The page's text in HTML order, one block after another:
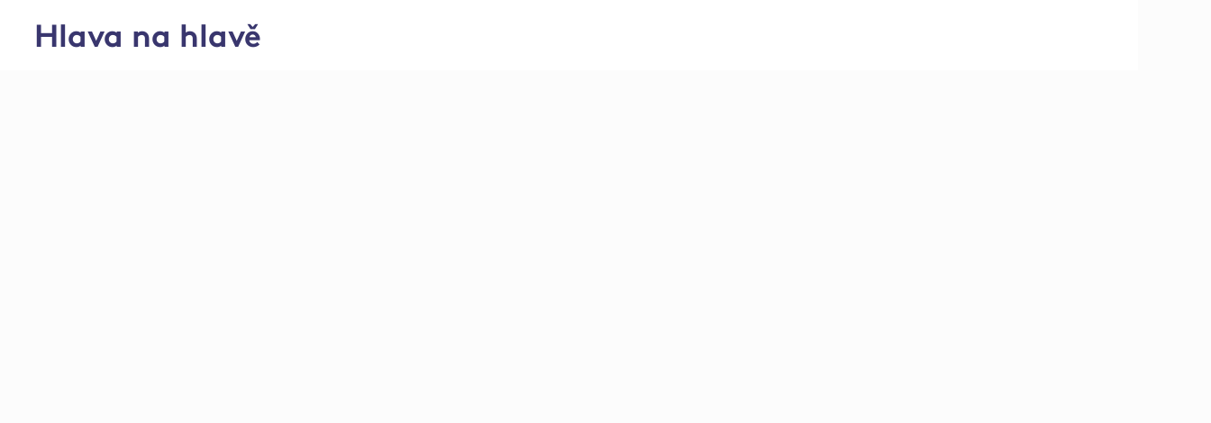
Hlava na hlavě
Farma Černotín